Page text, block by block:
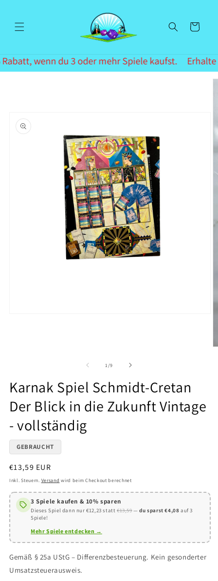
Warenkorb
wenn du 3 oder mehr Spiele kaufst.
1/von
9
Karnak Spiel Schmidt-Cretan
Der Blick in die Zukunft Vintage
- vollständig
GEBRAUCHT
Normaler
Preis
€13,59 EUR
Inkl. Steuern. Versand wird beim Checkout berechnet
3 Spiele kaufen & 10% sparen
Dieses Spiel dann nur €12,23 statt€13,59—du sparst €4,08 auf 3
Spiele!
Mehr Spiele entdecken →
Gemäß § 25a UStG – Differenzbesteuerung. Kein gesonderter
Umsatzsteuerausweis.